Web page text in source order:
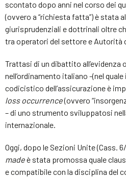
scontato dopo anni nel corso dei
(ovvero a “richiesta fatta”) è stata
giurisprudenziali e dottrinali oltre
tra operatori del settore e Autorità
Trattasi di un dibattito all’evidenza
nell’ordinamento italiano -(nel
codicistico dell’assicurazione è
loss occurrence(ovvero
– di uno strumento sviluppatosi
internazionale.
Oggi, dopo le Sezioni Unite (Cass.
madeè stata promossa quale
e compatibile con la disciplina del